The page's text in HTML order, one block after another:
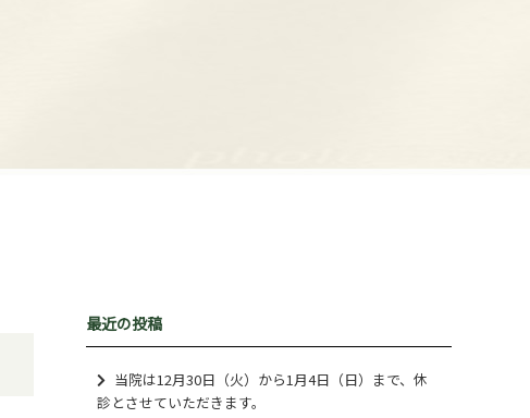
最近の投稿
当院は12月30日（火）から1月4日（日）まで、休
診とさせていただきます。